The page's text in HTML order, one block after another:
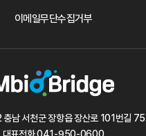
이메일무단수집거부
남 서천군 장항읍 장산로 101번길 75
대표전화041-950-0600